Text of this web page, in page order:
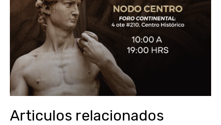
Articulos relacionados